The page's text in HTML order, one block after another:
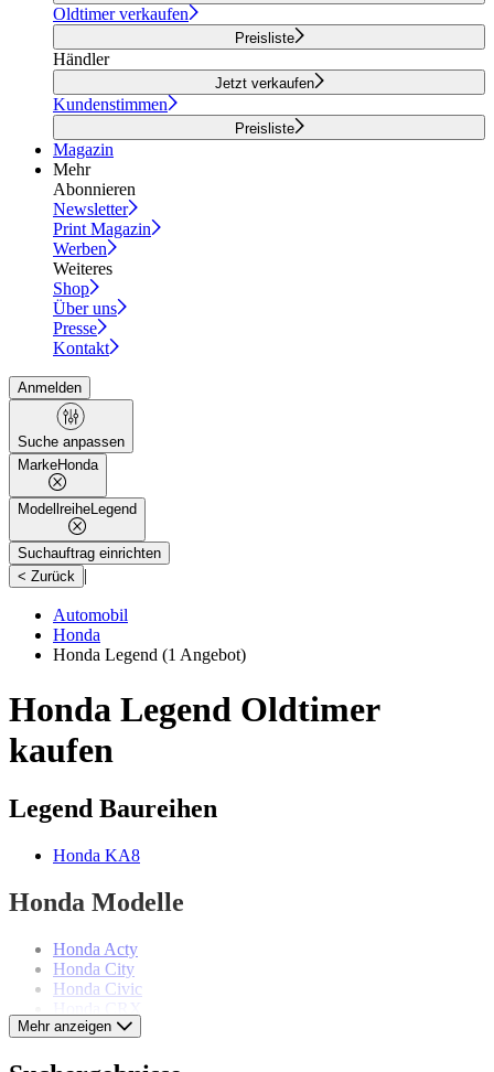
Oldtimer verkaufen
Preisliste
Händler
Jetzt verkaufen
Kundenstimmen
Preisliste
Magazin
Mehr
Abonnieren
Newsletter
Print Magazin
Werben
Weiteres
Shop
Über uns
Presse
Kontakt
Anmelden
Suche anpassen
MarkeHonda
ModellreiheLegend
Suchauftrag einrichten
< Zurück |
Automobil
Honda
Honda Legend (1 Angebot)
Honda Legend Oldtimer
kaufen
Legend Baureihen
Honda KA8
Honda Modelle
Honda Acty
Honda City
Honda Civic
Honda N360
Honda Prelude
Mehr anzeigen